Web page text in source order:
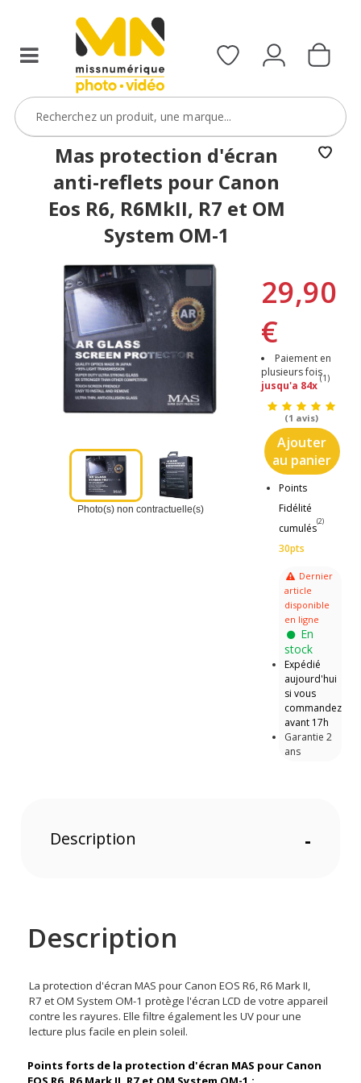
Mas protection d'écran
anti-reflets pour Canon
Eos R6, R6MkII, R7 et OM
System OM-1
Photo(s) non contractuelle(s)
29,90
€
Paiement en
plusieurs fois
jusqu'a 84x
(1)
(1 avis)
Ajouter
au panier
Points
Fidélité
cumulés
(2)
30pts
Dernier
article
disponible
en ligne
En
stock
Expédié
aujourd'hui
si vous
commandez
avant 17h
Garantie 2
ans
Description -
Description
La protection d'écran MAS pour Canon EOS R6, R6 Mark II,
R7 et OM System OM-1 protège l'écran LCD de votre appareil
contre les rayures. Elle filtre également les UV pour une
lecture plus facile en plein soleil.
Points forts de la protection d'écran MAS pour Canon